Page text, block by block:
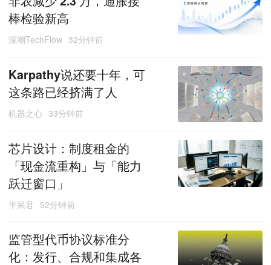
棒检验新高
深潮TechFlow 32分钟前
Karpathy说还要十年，可
这条路已经挤满了人
机器之心 33分钟前
芯片设计：制度租金的
「现金流重构」与「能力
跃迁窗口」
半呆君 52分钟前
监管型代币协议标准分
化：发行、合规和集成各